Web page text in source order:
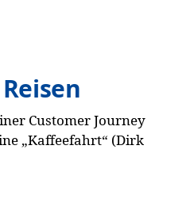
Customer Journey
„Kaffeefahrt“ (Dirk